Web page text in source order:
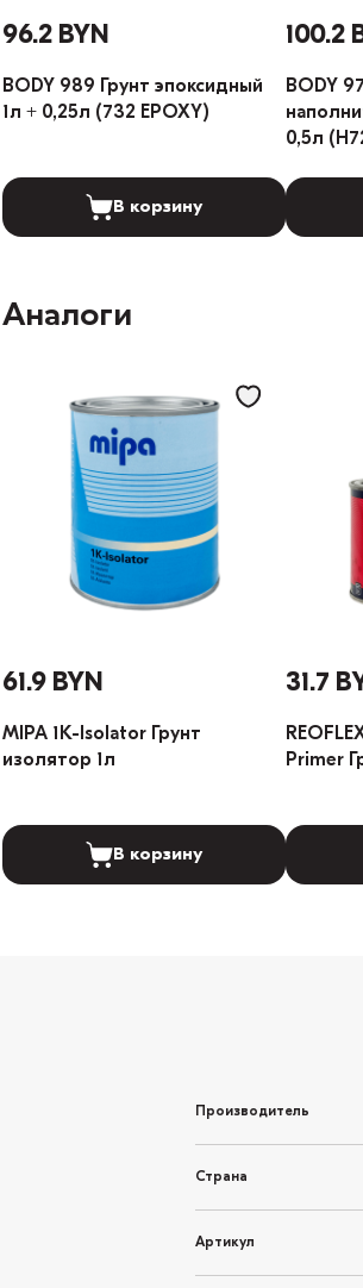
96.2 BYN
BODY 989 Грунт эпоксидный
1л + 0,25л (732 EPOXY)
В корзину
100.2
BODY
0,5л
Аналоги
61.9 BYN
MIPA 1K-Isolator Грунт
изолятор 1л
В корзину
31.7
Primer
Производитель
Страна
Артикул